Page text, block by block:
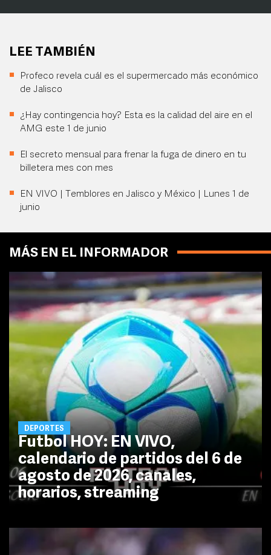
LEE TAMBIÉN
Profeco revela cuál es el supermercado más económico
de Jalisco
¿Hay contingencia hoy? Esta es la calidad del aire en el
AMG este 1 de junio
El secreto mensual para frenar la fuga de dinero en tu
billetera mes con mes
EN VIVO | Temblores en Jalisco y México | Lunes 1 de
junio
MÁS EN EL INFORMADOR
DEPORTES
Futbol HOY: EN VIVO,
calendario de partidos del 6 de
agosto de 2026, canales,
horarios, streaming